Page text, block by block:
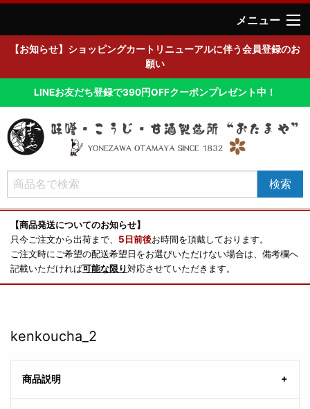
メニュー
【お知らせ】ショッピングカートリニューアルに伴う会員登録のお
願い
LINEお友だち登録で390円OFFクーポンプレゼント中！
【商品発送についてのお知らせ】
只今ご注文から出荷まで、 5日前後お時間を頂戴しております。
ご注文時にご希望の配送希望日をお選びいただけない場合は、備考欄へ
記載いただければ可能な限り対応させていただきます。
kenkoucha_2
商品説明